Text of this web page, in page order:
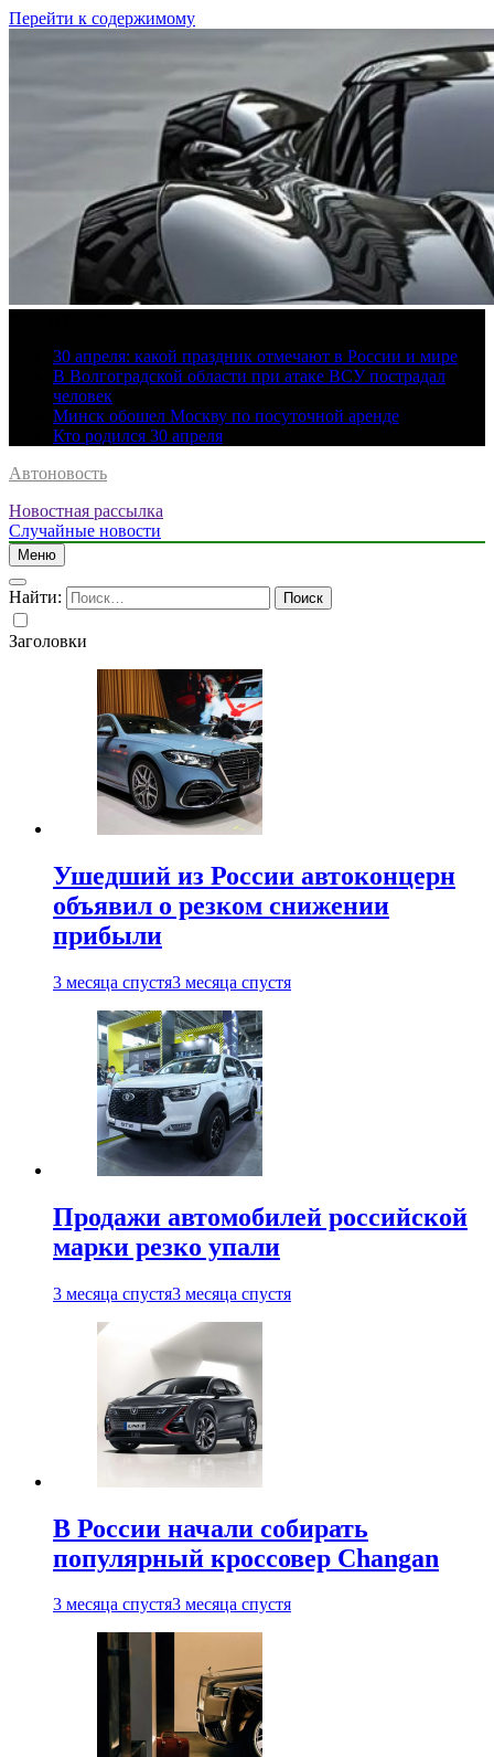
Перейти к содержимому
30 апреля: какой праздник отмечают в России и мире
В Волгоградской области при атаке ВСУ пострадал
человек
Минск обошел Москву по посуточной аренде
Кто родился 30 апреля
Автоновость
Новостная рассылка
Случайные новости
Меню
Найти:
Заголовки
Ушедший из России автоконцерн
объявил о резком снижении
прибыли
3 месяца спустя3 месяца спустя
Продажи автомобилей российской
марки резко упали
3 месяца спустя3 месяца спустя
В России начали собирать
популярный кроссовер Changan
3 месяца спустя3 месяца спустя